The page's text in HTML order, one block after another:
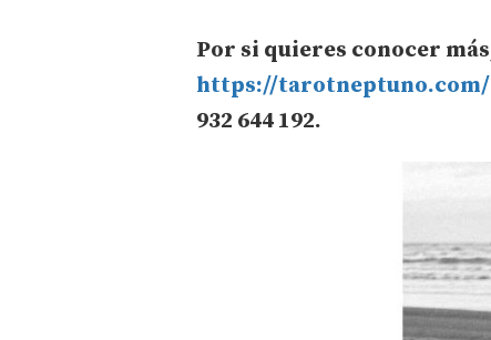
Por si quieres conocer
https://tarotneptuno.com/
932 644 192.